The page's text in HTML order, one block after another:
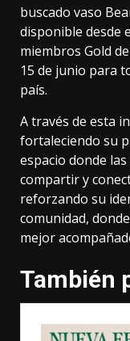
buscado vaso
disponible desde
miembros Gold
15 de junio para
país.
A través de esta
fortaleciendo su
espacio donde
compartir y
reforzando su
comunidad,
mejor
También